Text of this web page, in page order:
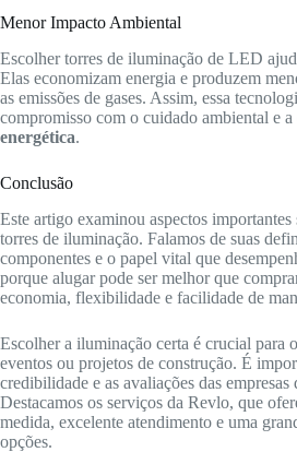
Menor Impacto Ambiental
Escolher torres de iluminação de LED
Elas economizam energia e produzem
as emissões de gases. Assim, essa
compromisso com o cuidado ambiental e a
energética.
Conclusão
Este artigo examinou aspectos importantes
torres de iluminação. Falamos de suas
componentes e o papel vital que
porque alugar pode ser melhor que
economia, flexibilidade e facilidade de
Escolher a iluminação certa é crucial para
eventos ou projetos de construção. É
credibilidade e as avaliações das empresas
Destacamos os serviços da Revlo, que
medida, excelente atendimento e uma
opções.